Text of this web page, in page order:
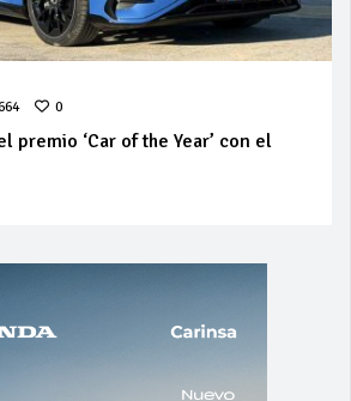
0
premio ‘Car of the Year’ con el